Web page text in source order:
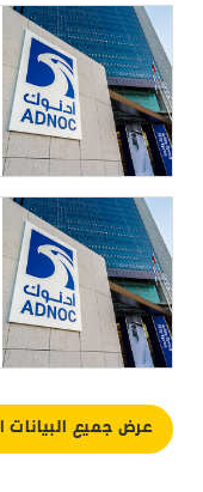
عرض جميع البيانات